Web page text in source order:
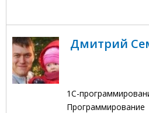
Дмитрий
1С-
Программирование